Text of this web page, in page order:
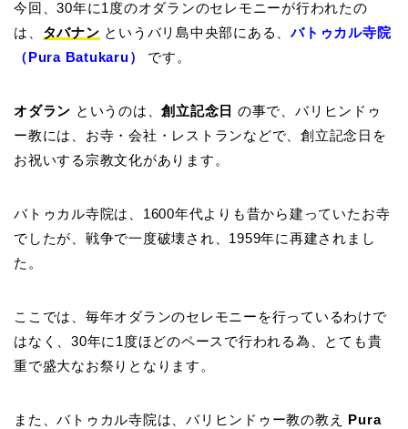
今回、30年に1度のオダランのセレモニーが行われたの
は、 タバナン というバリ島中央部にある、バトゥカル寺院
（Pura Batukaru）
です。
オダラン というのは、創立記念日 の事で、バリヒンドゥ
ー教には、お寺・会社・レストランなどで、創立記念日を
お祝いする宗教文化があります。
バトゥカル寺院は、1600年代よりも昔から建っていたお寺
でしたが、戦争で一度破壊され、1959年に再建されまし
た。
ここでは、毎年オダランのセレモニーを行っているわけで
はなく、30年に1度ほどのペースで行われる為、とても貴
重で盛大なお祭りとなります。
また、バトゥカル寺院は、バリヒンドゥー教の教え Pura